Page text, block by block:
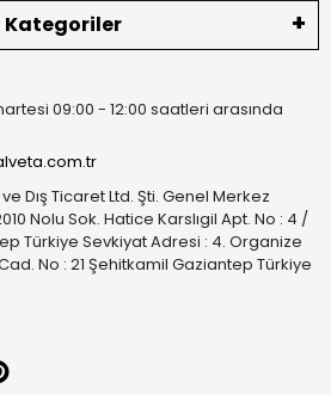
Kategoriler
09:00 - 12:00 saatleri arasında
Dış Ticaret Ltd. Şti. Genel Merkez
Nolu Sok. Hatice Karslıgil Apt. No : 4 /
Türkiye Sevkiyat Adresi : 4. Organize
No : 21 Şehitkamil Gaziantep Türkiye